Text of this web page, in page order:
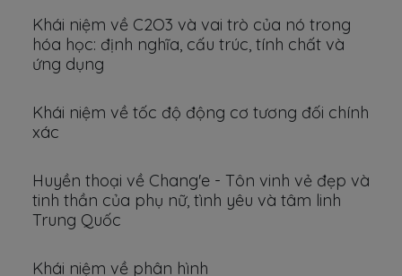
Khái niệm về C2O3 và vai trò của nó trong
hóa học: định nghĩa, cấu trúc, tính chất và
ứng dụng
Khái niệm về tốc độ động cơ tương đối chính
xác
Huyền thoại về Chang'e - Tôn vinh vẻ đẹp và
tinh thần của phụ nữ, tình yêu và tâm linh
Trung Quốc
Khái niệm về phân hình